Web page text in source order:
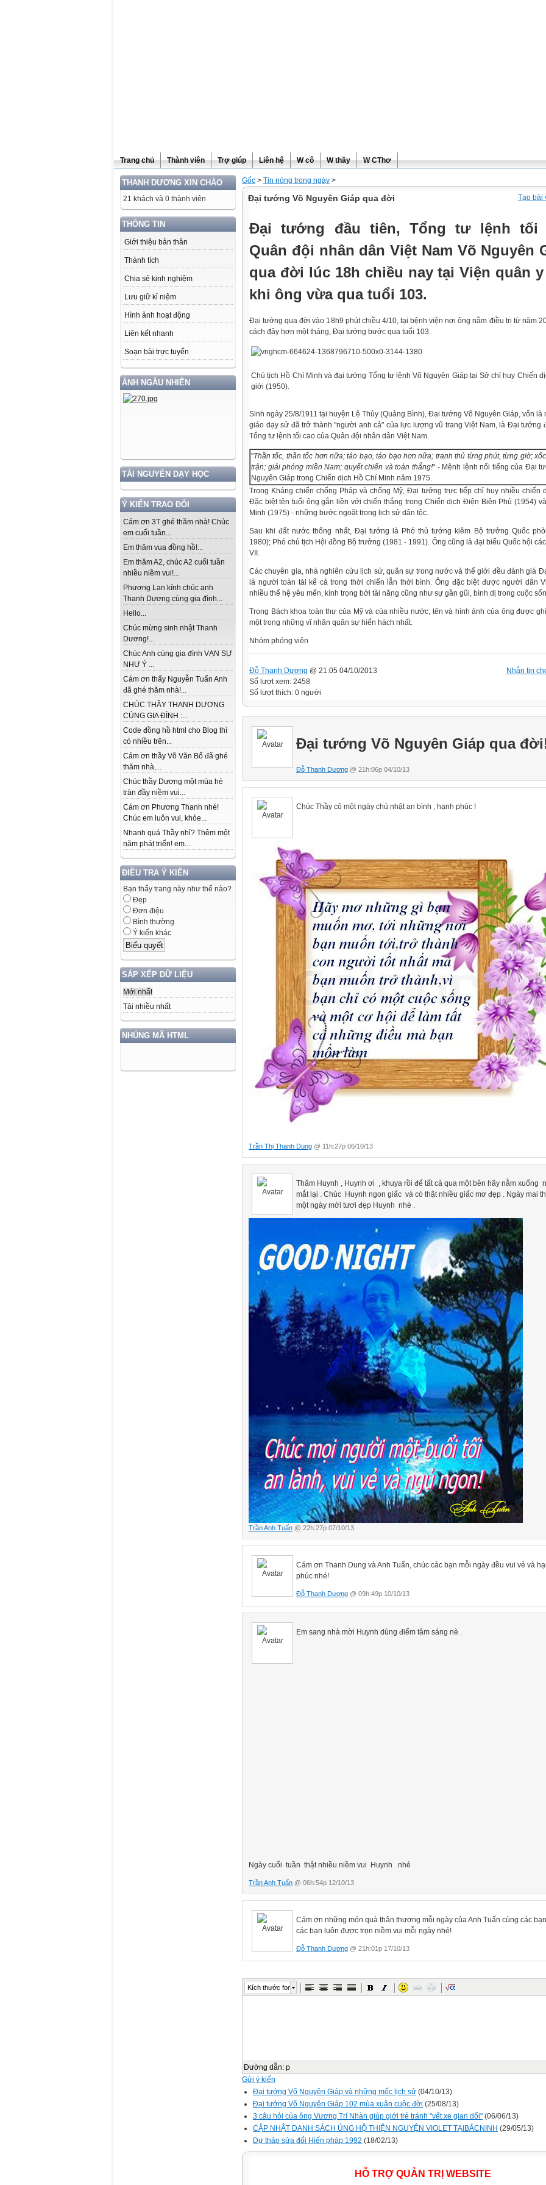
Trang chủ Thành viên Trợ giúp Liên hệ W cô W thầy W CThơ
THANH DƯƠNG XIN CHÀO
21 khách và 0 thành viên
THÔNG TIN
Giới thiệu bản thân
Thành tích
Chia sẻ kinh nghiệm
Lưu giữ kỉ niệm
Hình ảnh hoạt động
Liên kết nhanh
Soạn bài trực tuyến
ẢNH NGẪU NHIÊN
TÀI NGUYÊN DẠY HỌC
Ý KIẾN TRAO ĐỔI
Cám ơn 3T ghé thăm nhà! Chúc
em cuối tuần...
Em thăm vua đồng hồ!...
Em thăm A2, chúc A2 cuối tuần
nhiều niềm vui!...
Phương Lan kính chúc anh
Thanh Dương cùng gia đình...
Hello...
Chúc mừng sinh nhật Thanh
Dương!...
Chúc Anh cùng gia đình VẠN SỰ
NHƯ Ý ...
Cám ơn thấy Nguyễn Tuấn Anh
đã ghé thăm nhà!...
CHÚC THẦY THANH DƯƠNG
CÙNG GIA ĐÌNH :...
Code đồng hồ html cho Blog thì
có nhiều trên...
Cám ơn thầy Võ Văn Bổ đã ghé
thăm nhà,...
Chúc thầy Dương một mùa hè
tràn đầy niềm vui...
Cám ơn Phương Thanh nhé!
Chúc em luôn vui, khỏe...
Nhanh quá Thầy nhỉ? Thêm một
năm phát triển! em...
ĐIỀU TRA Ý KIẾN
Bạn thấy trang này như thế nào?
Đẹp
Đơn điệu
Bình thường
Ý kiến khác
SẮP XẾP DỮ LIỆU
Mới nhất
Tải nhiều nhất
NHÚNG MÃ HTML
Gốc > Tin nóng trong ngày >
Tạo bài
Đại tướng Võ Nguyên Giáp qua đời
Đại tướng đầu tiên, Tổng tư lệnh tối
Quân đội nhân dân Việt Nam Võ Nguyên
qua đời lúc 18h chiều nay tại Viện quân y
khi ông vừa qua tuổi 103.
Đại tướng qua đời vào 18h9 phút chiều 4/10, tại bệnh viện nơi ông nằm điều trị từ năm
cách đây hơn một tháng, Đại tướng bước qua tuổi 103.
Chủ tịch Hồ Chí Minh và đại tướng Tổng tư lệnh Võ Nguyên Giáp tại Sở chỉ huy Chiến
giới (1950).
Sinh ngày 25/8/1911 tại huyện Lệ Thủy (Quảng Bình), Đại tướng Võ Nguyên Giáp, vốn là
giáo dạy sử đã trở thành "người anh cả" của lực lượng vũ trang Việt Nam, là Đại tướng
Tổng tư lệnh tối cao của Quân đội nhân dân Việt Nam.
"Thần tốc, thần tốc hơn nữa; táo bạo, táo bạo hơn nữa; tranh thủ từng phút, từng giờ;
trận; giải phóng miền Nam; quyết chiến và toàn thắng!" - Mệnh lệnh nổi tiếng của Đại
Nguyên Giáp trong Chiến dịch Hồ Chí Minh năm 1975.
Trong Kháng chiến chống Pháp và chống Mỹ, Đại tướng trực tiếp chỉ huy nhiều chiến
Đặc biệt tên tuổi ông gắn liền với chiến thắng trong Chiến dịch Điện Biên Phủ (1954)
Minh (1975) - những bước ngoặt trong lịch sử dân tộc.
Sau khi đất nước thống nhất, Đại tướng là Phó thủ tướng kiêm Bộ trưởng Quốc
1980); Phó chủ tịch Hội đồng Bộ trưởng (1981 - 1991). Ông cũng là đại biểu Quốc hội
VII.
Các chuyên gia, nhà nghiên cứu lịch sử, quân sự trong nước và thế giới đều đánh giá
là người toàn tài kể cả trong thời chiến lẫn thời bình. Ông đặc biệt được người dân
nhiều thế hệ yêu mến, kính trọng bởi tài năng cũng như sự gần gũi, bình dị trong cuộc
Trong Bách khoa toàn thư của Mỹ và của nhiều nước, tên và hình ảnh của ông được
một trong những vĩ nhân quân sự hiển hách nhất.
Nhóm phóng viên
Nhắn tin
Đỗ Thanh Dương @ 21:05 04/10/2013
Số lượt xem: 2458
Số lượt thích: 0 người
Đại tướng Võ Nguyên Giáp qua
Đỗ Thanh Dương @ 21h:06p 04/10/13
Chúc Thầy cô một ngày chủ nhật an bình , hạnh phúc !
Trần Thị Thanh Dung @ 11h:27p 06/10/13
Thăm Huynh , Huynh ơi , khuya rồi để tất cả qua một bên hãy nằm xuống
mắt lại . Chúc Huynh ngon giấc và có thật nhiều giấc mơ đẹp . Ngày mai
một ngày mới tươi đẹp Huynh nhé .
Trần Anh Tuấn @ 22h:27p 07/10/13
Cám ơn Thanh Dung và Anh Tuấn, chúc các bạn mỗi ngày đều vui vẻ và
phúc nhé!
Đỗ Thanh Dương @ 09h:49p 10/10/13
Em sang nhà mời Huynh dùng điểm tâm sáng nè .
Ngày cuối tuần thật nhiều niềm vui Huynh nhé
Trần Anh Tuấn @ 06h:54p 12/10/13
Cám ơn những món quà thân thương mỗi ngày của Anh Tuấn cùng các
các bạn luôn được trọn niềm vui mỗi ngày nhé!
Đỗ Thanh Dương @ 21h:01p 17/10/13
Kích thước font
Đường dẫn: p
Gửi ý kiến
Đại tướng Võ Nguyên Giáp và những mốc lịch sử (04/10/13)
Đại tướng Võ Nguyên Giáp 102 mùa xuân cuộc đời (25/08/13)
3 câu hỏi của ông Vương Trí Nhàn giúp giới trẻ tránh "vết xe gian dối" (06/06/13)
CẬP NHẬT DANH SÁCH ỦNG HỘ THIỆN NGUYỆN VIOLET TẠIBẮCNINH (29/05/13)
Dự thảo sửa đổi Hiến pháp 1992 (18/02/13)
HỖ TRỢ QUẢN TRỊ WEBSITE